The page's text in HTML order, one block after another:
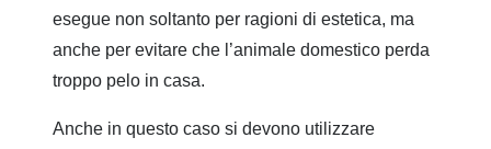
esegue non soltanto per ragioni di estetica, ma
anche per evitare che l’animale domestico perda
troppo pelo in casa.
Anche in questo caso si devono utilizzare